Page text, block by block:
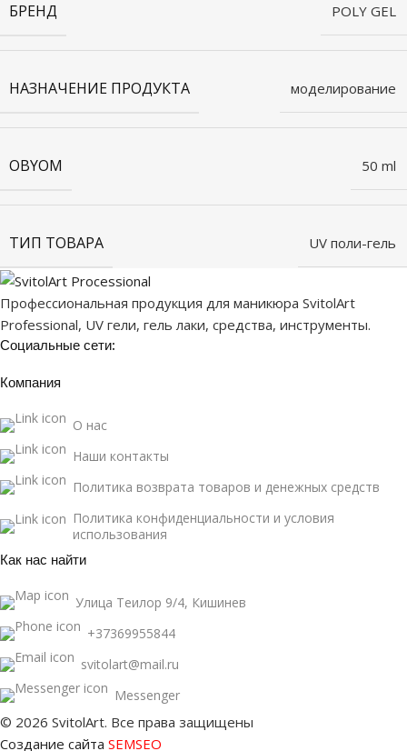
БРЕНД POLY GEL
НАЗНАЧЕНИЕ ПРОДУКТА моделирование
OBYOM 50 ml
ТИП ТОВАРА UV поли-гель
Профессиональная продукция для маникюра SvitolArt
Professional, UV гели, гель лаки, средства, инструменты.
Социальные сети:
Компания
О нас
Наши контакты
Политика возврата товаров и денежных средств
Политика конфиденциальности и условия
использования
Как нас найти
Улица Теилор 9/4, Кишинев
+37369955844
svitolart@mail.ru
Messenger
© 2026 SvitolArt. Все права защищены
Создание сайта SEMSEO